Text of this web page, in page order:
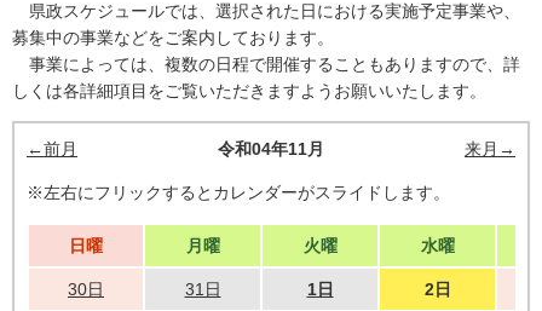
県政スケジュールでは、選択された日における実施予定事業や、
募集中の事業などをご案内しております。
事業によっては、複数の日程で開催することもありますので、詳
しくは各詳細項目をご覧いただきますようお願いいたします。
←前月 令和04年11月 来月→
※左右にフリックするとカレンダーがスライドします。
日曜 月曜 火曜 水曜
30日 31日 1日 2日